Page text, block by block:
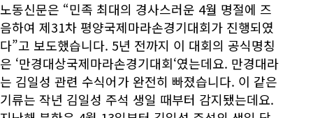
노동신문은 “민족 최대의 경사스러운 4월 명절에 즈
음하여 제31차 평양국제마라손경기대회가 진행되였
다”고 보도했습니다. 5년 전까지 이 대회의 공식명칭
은 ‘만경대상국제마라손경기대회‘였는데요. 만경대라
는 김일성 관련 수식어가 완전히 빠졌습니다. 이 같은
기류는 작년 김일성 주석 생일 때부터 감지됐는데요.